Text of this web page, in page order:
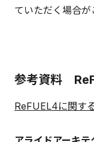
ていただく場合が
参考資料
ReFUEL4に関す